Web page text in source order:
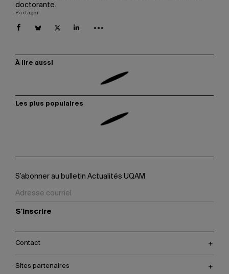
doctorante.
Partager
À lire aussi
Les plus populaires
S’abonner au bulletin Actualités UQAM
S'inscrire
Contact
Sites partenaires